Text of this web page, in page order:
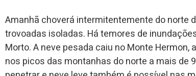
Amanhã choverá intermitentemente do norte
trovoadas isoladas. Há temores de
Morto. A neve pesada caiu no Monte
nos picos das montanhas do norte a mais de